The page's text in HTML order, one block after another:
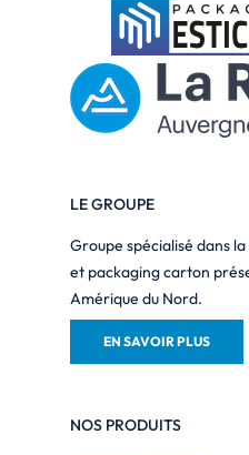
LE GROUPE
Groupe spécialisé dans
et packaging carton
Amérique du Nord.
EN SAVOIR PLUS
NOS PRODUITS